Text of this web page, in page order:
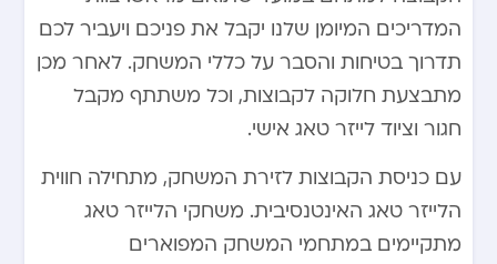
המדריכים המיומן שלנו יקבל את פניכם ויעביר לכם
תדרוך בטיחות והסבר על כללי המשחק. לאחר מכן
מתבצעת חלוקה לקבוצות, וכל משתתף מקבל
חגור וציוד לייזר טאג אישי.
עם כניסת הקבוצות לזירת המשחק, מתחילה חווית
הלייזר טאג האינטנסיבית. משחקי הלייזר טאג
מתקיימים במתחמי המשחק המפוארים